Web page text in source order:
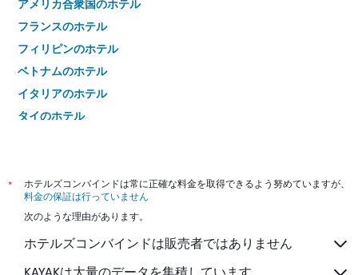
アメリカ合衆国のホテル
フランスのホテル
フィリピンのホテル
ベトナムのホテル
イタリアのホテル
タイのホテル
*
ホテルズコンバインドは常に正確な料金を取得できるよう努めていますが、
料金の保証は行っていません
次のような理由があります。
ホテルズコンバインドは販売者ではありません
KAYAKは大量のデータを集積しています